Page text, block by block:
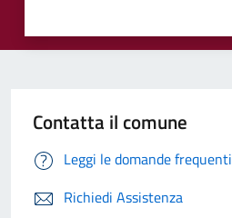
Contatta il comune
Leggi le domande frequenti
Richiedi Assistenza